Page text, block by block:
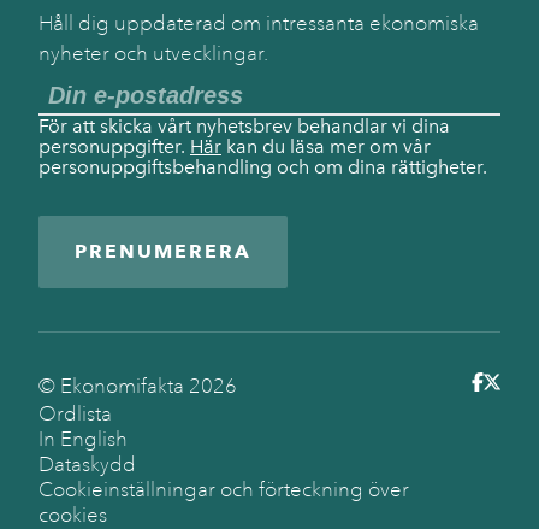
Håll dig uppdaterad om intressanta ekonomiska
nyheter och utvecklingar.
För att skicka vårt nyhetsbrev behandlar vi dina
personuppgifter. Här kan du läsa mer om vår
personuppgiftsbehandling och om dina rättigheter.
PRENUMERERA
© Ekonomifakta 2026
Ordlista
In English
Dataskydd
Cookieinställningar och förteckning över
cookies